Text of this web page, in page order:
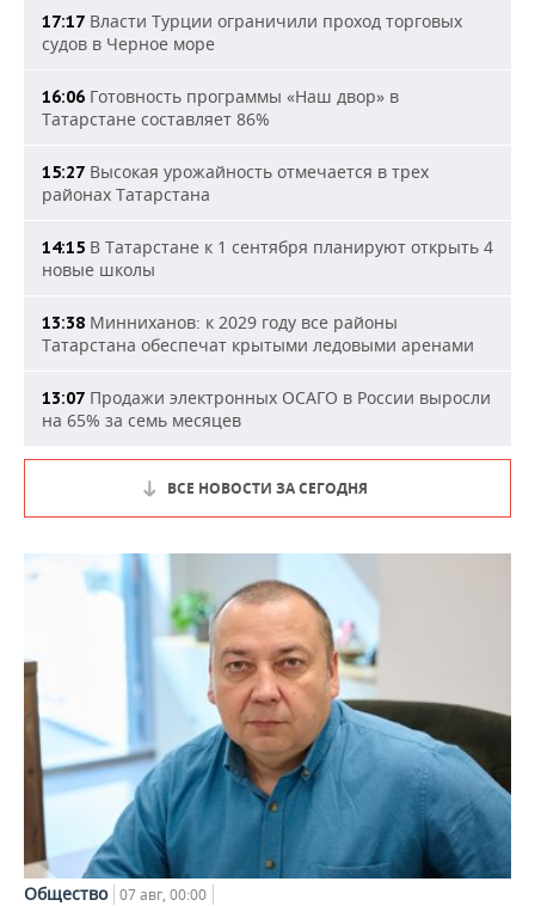
17:17 Власти Турции ограничили проход торговых
судов в Черное море
16:06 Готовность программы «Наш двор» в
Татарстане составляет 86%
15:27 Высокая урожайность отмечается в трех
районах Татарстана
14:15 В Татарстане к 1 сентября планируют открыть 4
новые школы
13:38 Минниханов: к 2029 году все районы
Татарстана обеспечат крытыми ледовыми аренами
13:07 Продажи электронных ОСАГО в России выросли
на 65% за семь месяцев
ВСЕ НОВОСТИ ЗА СЕГОДНЯ
Общество 07 авг, 00:00